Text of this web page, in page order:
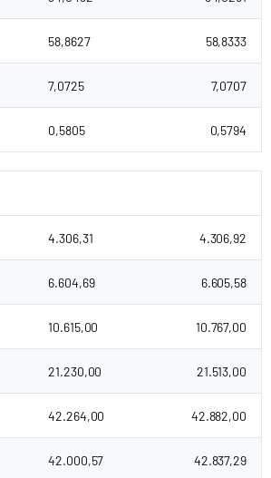
3 Yıllık Grafik Tablosu
2025
58,8627 58,8333
7,0725 7,0707
0,5805 0,5794
4.306,31 4.306,92
6.604,69 6.605,58
10.615,00 10.767,00
21.230,00 21.513,00
42.264,00 42.882,00
42.000,57 42.837,29